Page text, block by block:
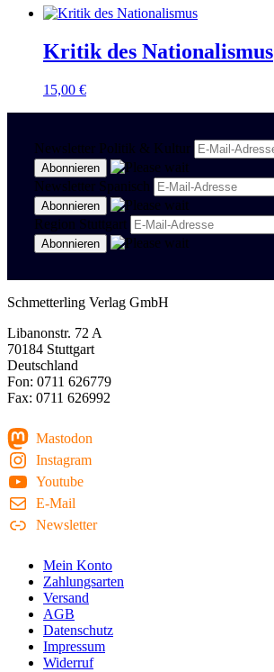
Kritik des Nationalismus
15,00 €
Newsletter Politik & Kultur
Newsletter Spanisch
Region Stuttgart
Schmetterling Verlag GmbH
Libanonstr. 72 A
70184 Stuttgart
Deutschland
Fon: 0711 626779
Fax: 0711 626992
Mastodon
Instagram
Youtube
E-Mail
Newsletter
Mein Konto
Zahlungsarten
Versand
AGB
Datenschutz
Impressum
Widerruf